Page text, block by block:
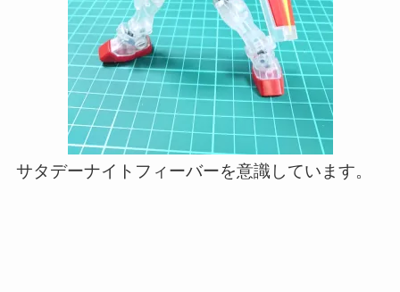
サタデーナイトフィーバーを意識しています。